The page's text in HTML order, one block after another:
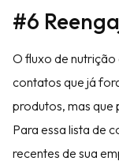
#6
O fluxo de
contatos que já
produtos, mas que
Para essa lista de
recentes de sua